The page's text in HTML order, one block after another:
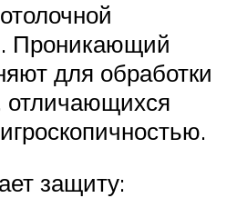
Проникающий
для обработки
отличающихся
защиту: